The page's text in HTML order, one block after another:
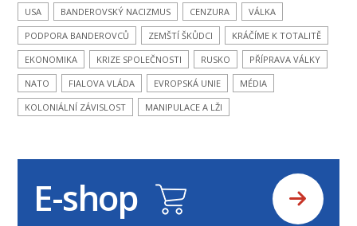
USA
BANDEROVSKÝ NACIZMUS CENZURA
VÁLKA
PODPORA BANDEROVCŮ
ZEMŠTÍ ŠKŮDCI
KRÁČÍME K TOTALITĚ
EKONOMIKA
KRIZE SPOLEČNOSTI RUSKO
PŘÍPRAVA VÁLKY
NATO
FIALOVA VLÁDA EVROPSKÁ UNIE
MÉDIA
KOLONIÁLNÍ ZÁVISLOST
MANIPULACE A LŽI
E-shop